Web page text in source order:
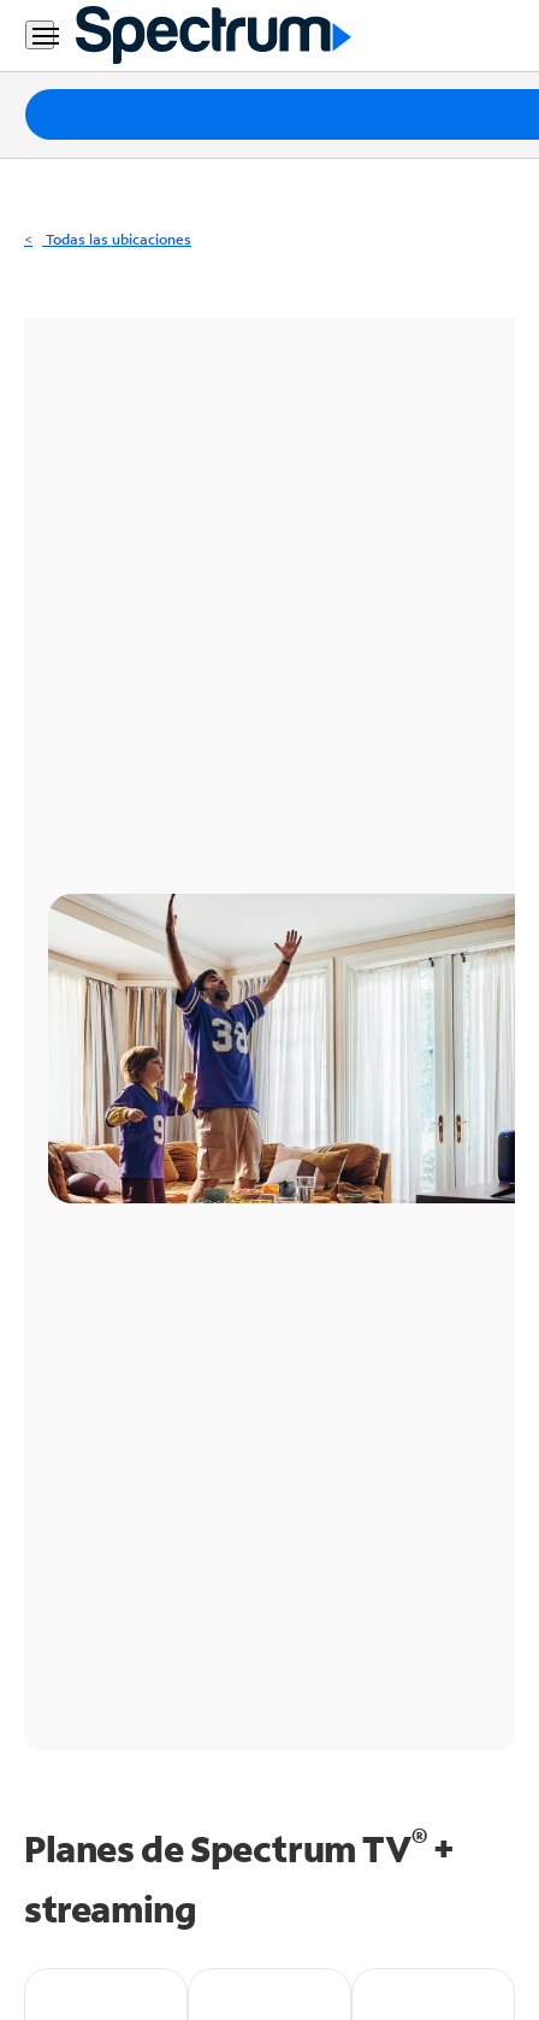
Residencial
Business
Paquetes
Internet
Todas las ubicaciones
Planes de Spectrum TV®+
streaming